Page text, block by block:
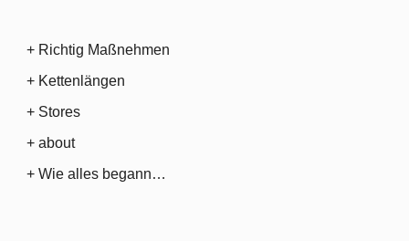
+ Richtig Maßnehmen
+ Kettenlängen
+ Stores
+ about
+ Wie alles begann…